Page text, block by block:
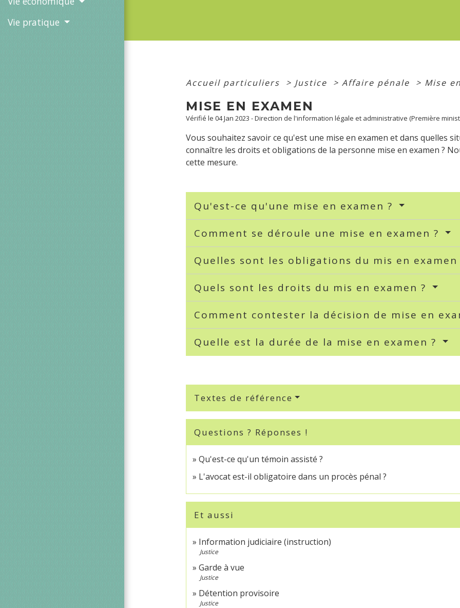
Vie pratique
Accueil particuliers > Justice > Affaire pénale > Mise
MISE EN EXAMEN
Vérifié le 04 Jan 2023 - Direction de l'information légale et administrative (Première
Vous souhaitez savoir ce qu'est une mise en examen et dans quelles
connaître les droits et obligations de la personne mise en examen ?
cette mesure.
Qu'est-ce qu'une mise en examen ?
Comment se déroule une mise en examen ?
Quelles sont les obligations du mis en examen
Quels sont les droits du mis en examen ?
Comment contester la décision de mise en
Quelle est la durée de la mise en examen ?
Textes de référence
Questions ? Réponses !
Qu'est-ce qu'un témoin assisté ?
L'avocat est-il obligatoire dans un procès pénal ?
Et aussi
Information judiciaire (instruction)
Justice
Garde à vue
Justice
Détention provisoire
Justice